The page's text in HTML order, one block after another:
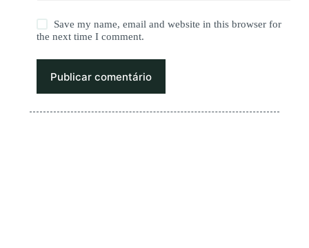
Save my name, email and website in this browser for
the next time I comment.
Publicar comentário